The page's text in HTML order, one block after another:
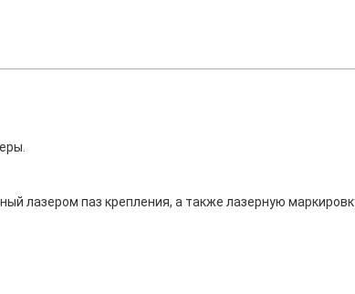
лазером паз крепления, а также лазерную